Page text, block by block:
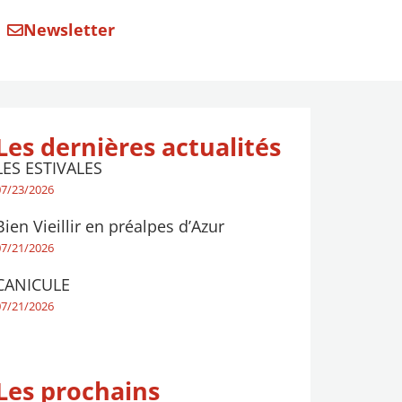
Newsletter
dernières actualités
ESTIVALES
23/2026
Vieillir en préalpes d’Azur
21/2026
21/2026
prochains